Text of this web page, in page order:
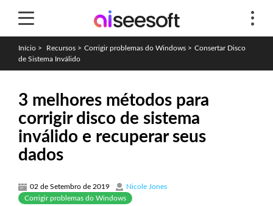
Início > Recursos > Corrigir problemas do Windows > Consertar Disco
de Sistema Inválido
3 melhores métodos para
corrigir disco de sistema
inválido e recuperar seus
dados
02 de Setembro de 2019
Nicole Jones
Corrigir problemas do Windows